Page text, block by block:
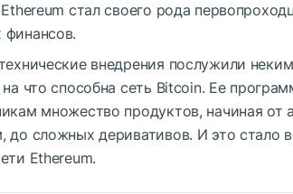
стал своего рода
финансов.
внедрения послужили
что способна сеть Bitcoin. Ее
множество продуктов, начиная от
до сложных деривативов. И это
Ethereum.